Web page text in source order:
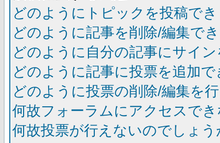
どのようにトピックを投稿で
どのように記事を削除/編集で
どのように自分の記事にサイ
どのように記事に投票を追加
どのように投票の削除/編集を
何故フォーラムにアクセスで
何故投票が行えないのでしょう